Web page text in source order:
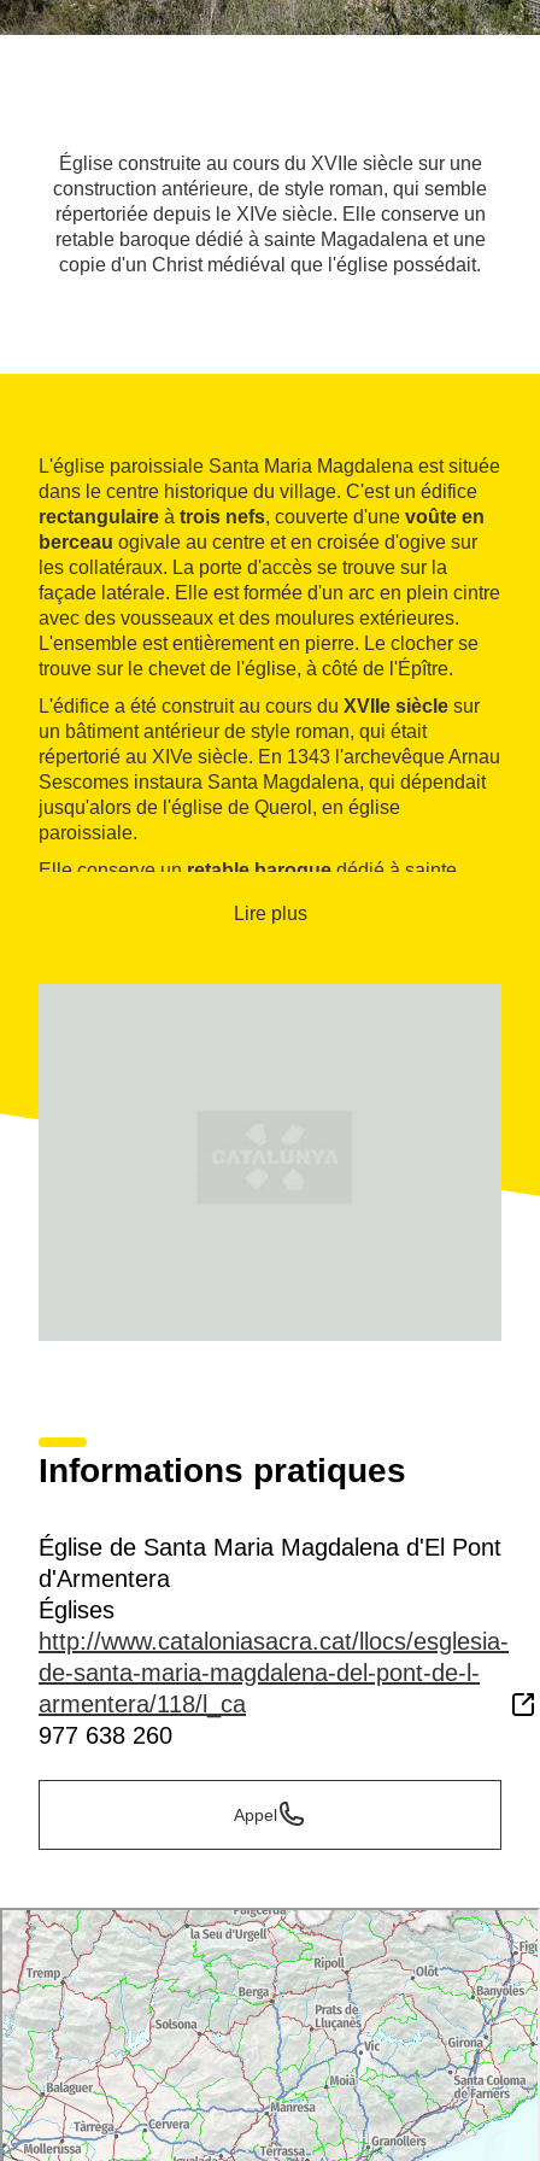
Église construite au cours du XVIIe siècle sur une
construction antérieure, de style roman, qui semble
répertoriée depuis le XIVe siècle. Elle conserve un
retable baroque dédié à sainte Magadalena et une
copie d'un Christ médiéval que l'église possédait.
L'église paroissiale Santa Maria Magdalena est située
dans le centre historique du village. C'est un édifice
rectangulaire à trois nefs, couverte d'une voûte en
berceau ogivale au centre et en croisée d'ogive sur
les collatéraux. La porte d'accès se trouve sur la
façade latérale. Elle est formée d'un arc en plein cintre
avec des vousseaux et des moulures extérieures.
L'ensemble est entièrement en pierre. Le clocher se
trouve sur le chevet de l'église, à côté de l'Épître.
L'édifice a été construit au cours du XVIIe siècle sur
un bâtiment antérieur de style roman, qui était
répertorié au XIVe siècle. En 1343 l'archevêque Arnau
Sescomes instaura Santa Magdalena, qui dépendait
jusqu'alors de l'église de Querol, en église
paroissiale.
Elle conserve un retable baroque dédié à sainte
provenant de cette église.
Lire plus
Informations pratiques
Église de Santa Maria Magdalena d'El Pont
d'Armentera
Églises
http://www.cataloniasacra.cat/llocs/esglesia-
de-santa-maria-magdalena-del-pont-de-l-
armentera/118/l_ca
977 638 260
Appel